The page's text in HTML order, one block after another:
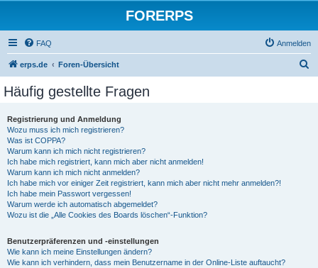
FORERPS
FAQ Anmelden
erps.de Foren-Übersicht
Häufig gestellte Fragen
Registrierung und Anmeldung
Wozu muss ich mich registrieren?
Was ist COPPA?
Warum kann ich mich nicht registrieren?
Ich habe mich registriert, kann mich aber nicht anmelden!
Warum kann ich mich nicht anmelden?
Ich habe mich vor einiger Zeit registriert, kann mich aber nicht mehr anmelden?!
Ich habe mein Passwort vergessen!
Warum werde ich automatisch abgemeldet?
Wozu ist die „Alle Cookies des Boards löschen“-Funktion?
Benutzerpräferenzen und -einstellungen
Wie kann ich meine Einstellungen ändern?
Wie kann ich verhindern, dass mein Benutzername in der Online-Liste auftaucht?